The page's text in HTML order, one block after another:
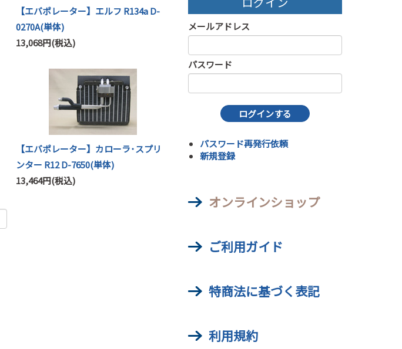
【エバポレーター】エルフ R134a D-
0270A(単体)
13,068円(税込)
【エバポレーター】カローラ･スプリ
ンター R12 D-7650(単体)
13,464円(税込)
メールアドレス
パスワード
パスワード再発行依頼
新規登録
オンラインショップ
ご利用ガイド
特商法に基づく表記
利用規約